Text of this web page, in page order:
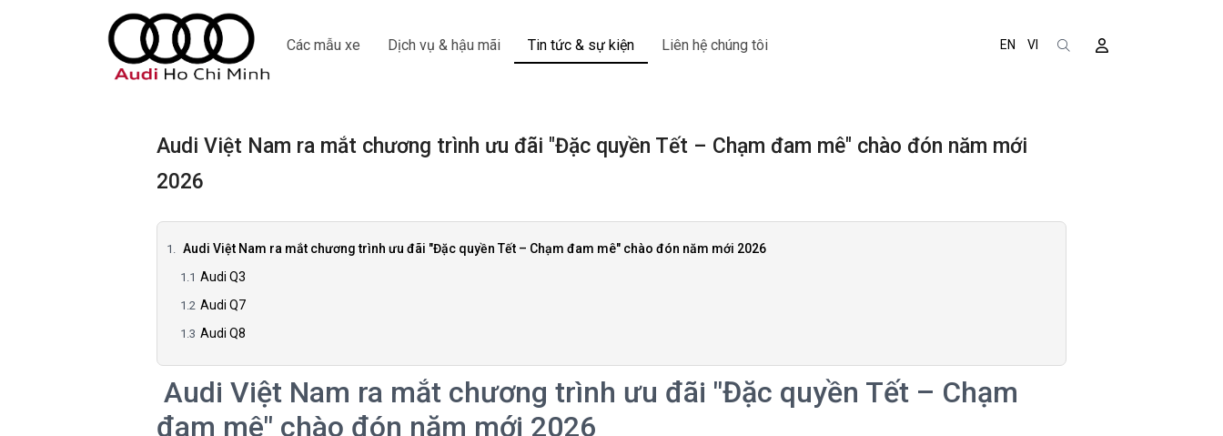
Các mẫu xe Dịch vụ & hậu mãi Tin tức & sự kiện Liên hệ chúng tôi EN VI
Audi Việt Nam ra mắt chương trình ưu đãi "Đặc quyền Tết – Chạm đam mê" chào đón năm mới
2026
Audi Việt Nam ra mắt chương trình ưu đãi "Đặc quyền Tết – Chạm đam mê" chào đón năm mới 2026
Audi Q3
Audi Q7
Audi Q8
Audi Việt Nam ra mắt chương trình ưu đãi "Đặc quyền Tết – Chạm
đam mê" chào đón năm mới 2026